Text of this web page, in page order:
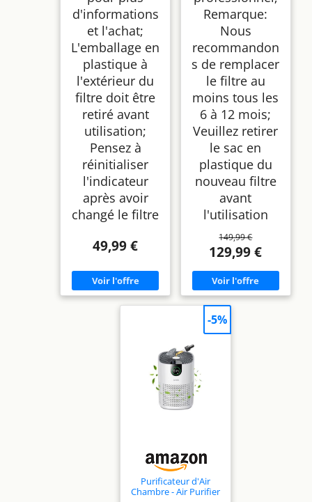
d'informations
et l'achat;
L'emballage en
plastique à
l'extérieur du
filtre doit être
retiré avant
utilisation;
Pensez à
réinitialiser
l'indicateur
après avoir
changé le filtre
49,99 €
Remarque:
Nous
recommandon
s de remplacer
le filtre au
moins tous les
6 à 12 mois;
Veuillez retirer
le sac en
plastique du
nouveau filtre
avant
l'utilisation
149,99 €
129,99 €
Purificateur d'Air
Chambre - Air Purifier
-5%